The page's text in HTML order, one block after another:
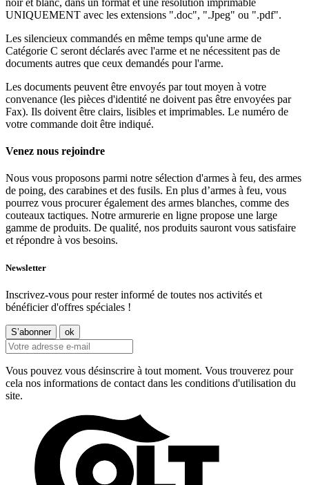
UNIQUEMENT avec les extensions ".doc", ".Jpeg" ou ".pdf".
Les silencieux commandés en même temps qu'une arme de
Catégorie C seront déclarés avec l'arme et ne nécessitent pas de
documents autres que ceux demandés pour l'arme.
Les documents peuvent être envoyés par tout moyen à votre
convenance (les pièces d'identité ne doivent pas être envoyées par
Fax). Ils doivent être clairs, lisibles et imprimables. Le numéro de
votre commande doit être indiqué.
Venez nous rejoindre
Nous vous proposons parmi notre sélection d'armes à feu, des armes
de poing, des carabines et des fusils. En plus d’armes à feu, vous
pourrez vous procurer également des armes blanches, comme des
couteaux tactiques. Notre armurerie en ligne propose une large
gamme de produits. De qualité, nos produits sauront vous satisfaire
et répondre à vos besoins.
Newsletter
Inscrivez-vous pour rester informé de toutes nos activités et
bénéficier d'offres spéciales !
Vous pouvez vous désinscrire à tout moment. Vous trouverez pour
cela nos informations de contact dans les conditions d'utilisation du
site.